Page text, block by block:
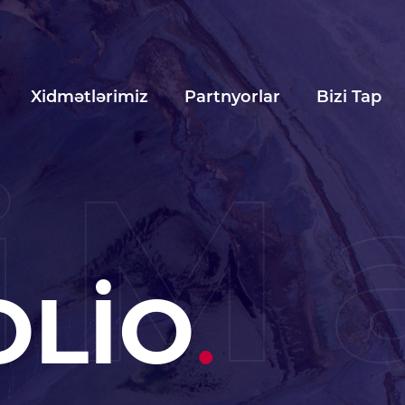
Xidmətlərimiz Partnyorlar Bizi Tap
.